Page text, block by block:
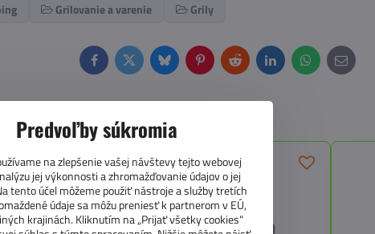
Grilovanie a varenie Grily
FacebookTwitterBlueskyPinterestRedditLinkedInWhatsApp
E-
mail
NÁŠ TIP
Predvoľby súkromia
na zlepšenie vašej návštevy tejto webovej
jej výkonnosti a zhromažďovanie údajov o jej
tento účel môžeme použiť nástroje a služby tretích
údaje sa môžu preniesť k partnerom v EÚ,
krajinách. Kliknutím na „Prijať všetky cookies“